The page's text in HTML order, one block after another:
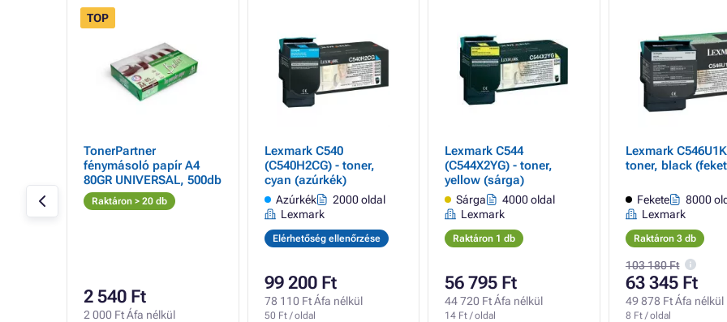
TOP
TonerPartner
fénymásoló papír A4
80GR UNIVERSAL, 500db
Raktáron > 20 db
2 540 Ft
2 000 Ft Áfa nélkül
Lexmark C540
(C540H2CG) - toner,
cyan (azúrkék)
Azúrkék
2000 oldal
Lexmark
Elérhetőség ellenőrzése
99 200 Ft
78 110 Ft Áfa nélkül
50 Ft / oldal
Lexmark C544
(C544X2YG) - toner,
yellow (sárga)
Sárga
4000 oldal
Lexmark
Raktáron 1 db
56 795 Ft
44 720 Ft Áfa nélkül
14 Ft / oldal
Lexmark
toner, black
Fekete
8000
Lexmark
Raktáron 3 db
103 180 Ft
63 345 Ft
49 878 Ft Áfa nélkül
8 Ft / oldal